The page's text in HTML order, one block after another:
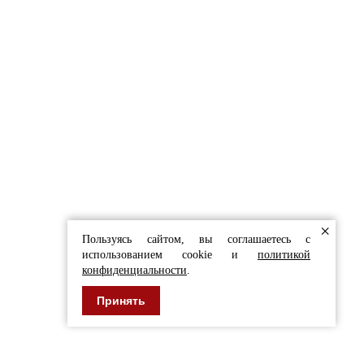
×
Пользуясь сайтом, вы соглашаетесь с
использованием cookie и политикой
конфиденциальности.
Принять
И ОБЛИЦОВКИ
+7 (920) 767-55-22